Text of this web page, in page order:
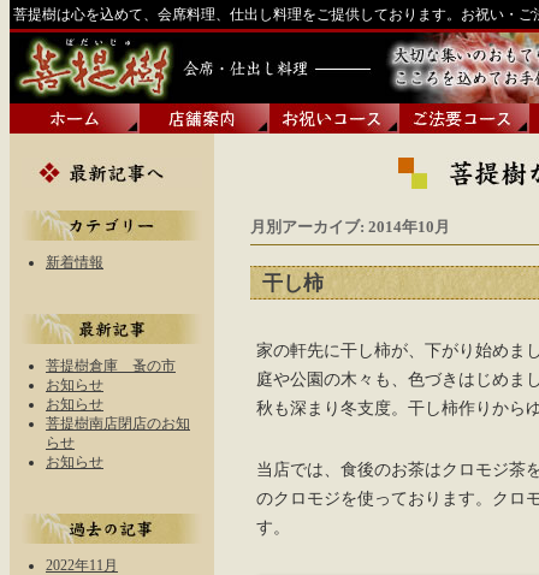
菩提樹は心を込めて、会席料理、仕出し料理をご提供しております。お祝い・
月別アーカイブ: 2014年10月
干し柿
家の軒先に干し柿が、下がり始めま
庭や公園の木々も、色づきはじめま
秋も深まり冬支度。干し柿作りから
当店では、食後のお茶はクロモジ茶
のクロモジを使っております。クロ
す。
新着情報
菩提樹倉庫 蚤の市
お知らせ
お知らせ
菩提樹南店閉店のお知
らせ
お知らせ
2022年11月